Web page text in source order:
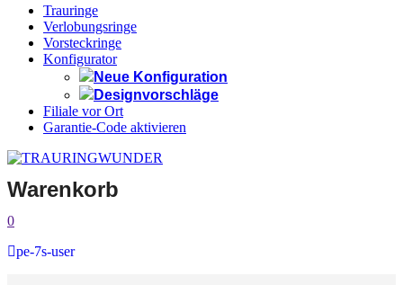
Trauringe
Verlobungsringe
Vorsteckringe
Konfigurator
Neue Konfiguration
Designvorschläge
Filiale vor Ort
Garantie-Code aktivieren
Warenkorb
0
pe-7s-user